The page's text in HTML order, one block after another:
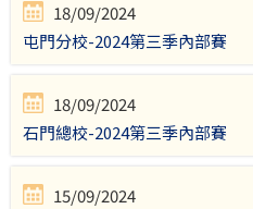
18/09/2024
屯門分校-2024第三季內部賽
18/09/2024
石門總校-2024第三季內部賽
15/09/2024